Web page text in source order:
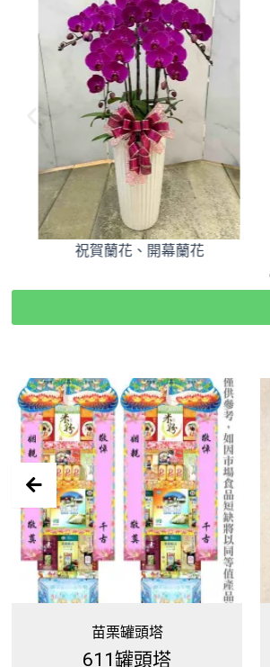
祝賀蘭花、開幕蘭花
米塔罐頭塔
4X4祈福米塔(200G)